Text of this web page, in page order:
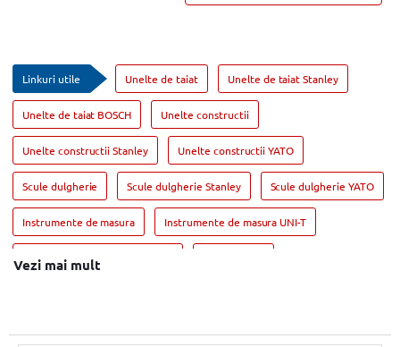
Linkuri utile Unelte de taiat Unelte de taiat Stanley
Unelte de taiat BOSCH Unelte constructii
Unelte constructii Stanley Unelte constructii YATO
Scule dulgherie Scule dulgherie Stanley Scule dulgherie YATO
Instrumente de masura Instrumente de masura UNI-T
Instrumente de masura Stanley
Vezi mai mult